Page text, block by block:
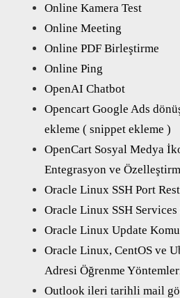
Online Kamera Test
Online Meeting
Online PDF Birleştirme
Online Ping
OpenAI Chatbot
Opencart Google Ads
ekleme ( snippet ekleme )
OpenCart Sosyal Medya
Entegrasyon ve
Oracle Linux SSH Port
Oracle Linux SSH Services
Oracle Linux Update
Oracle Linux, CentOS ve
Adresi Öğrenme
Outlook ileri tarihli mail